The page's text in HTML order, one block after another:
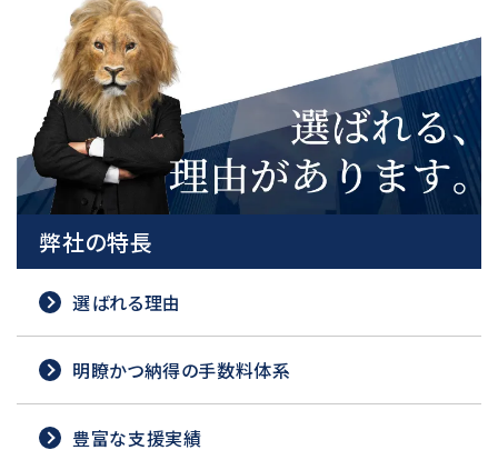
弊社の特長
選ばれる理由
明瞭かつ納得の手数料体系
豊富な支援実績